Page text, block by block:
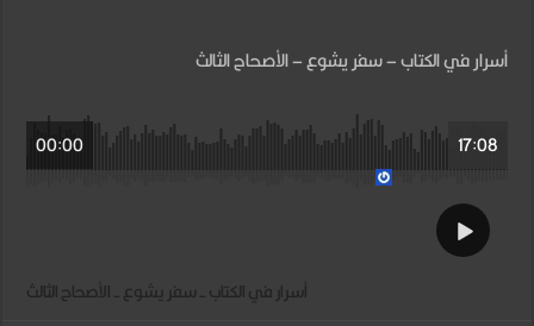
أسرار في الكتاب – سفر يشوع – الأصحاح الثالث
17:08
00:00
أسرار في الكتاب - سفر يشوع - الأصحاح الثالث